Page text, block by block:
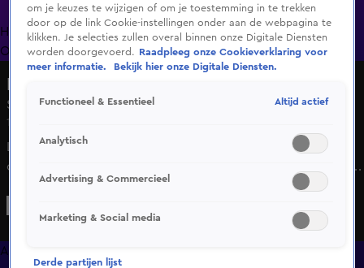
HomeUitzending Gemist Programma's De Bondgenoten
OranjezomerLivestreamsShop
Seizoen 3, aflevering 1
18 nov 2018, 12:30
Lijane Zeeman is een opvallende vrouw met een
ongekende liefde voor de natuur en in het bijzonder voor
Texel. Tussen de jaren '50 en '70 verzorgde zij op Texel
de natuur overbracht. Lijane besluit al haar bezit na te laten
aan Natuurmonumenten.
Afleveringen
om je keuzes te wijzigen of om je toestemming in te trekken
door op de link Cookie-instellingen onder aan de webpagina te
klikken. Je selecties zullen overal binnen onze Digitale Diensten
worden doorgevoerd.
Raadpleeg onze Cookieverklaring voor
meer informatie.
Bekijk hier onze Digitale Diensten.
Functioneel & Essentieel Altijd actief
Analytisch
Advertising & Commercieel
Marketing & Social media
Derde partijen lijst